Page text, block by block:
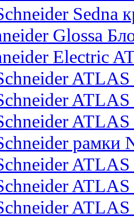
Sedna
Glossa
Electric
рамки